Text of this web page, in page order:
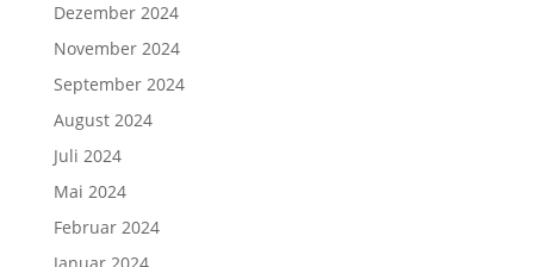
Dezember 2024
November 2024
September 2024
August 2024
Juli 2024
Mai 2024
Februar 2024